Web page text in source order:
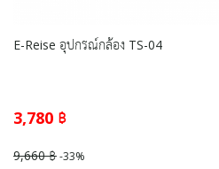
E-Reise อุปกรณ์กล้อง TS-04
3,780 ฿
9,660 ฿-33%